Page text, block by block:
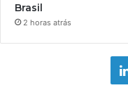
Brasil
2 horas atrás